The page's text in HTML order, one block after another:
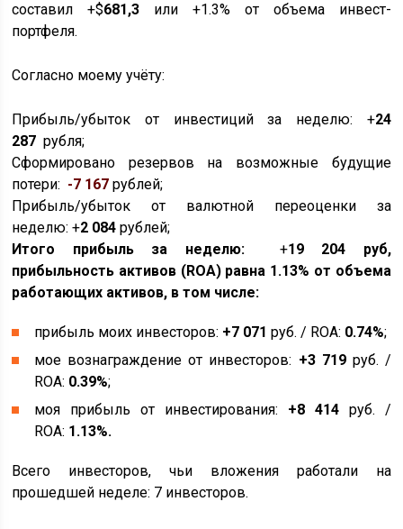
составил +$681,3 или +1.3% от объема инвест-
портфеля.
Согласно моему учёту:
Прибыль/убыток от инвестиций за неделю: +24
287 рубля;
Сформировано резервов на возможные будущие
потери: -7 167 рублей;
Прибыль/убыток от валютной переоценки за
неделю: +2 084 рублей;
Итого прибыль за неделю:
+19 204
руб,
прибыльность активов (ROA) равна 1.13% от объема
работающих активов, в том числе:
прибыль моих инвесторов: +7 071 руб. / ROA: 0.74%;
мое вознаграждение от инвесторов: +3 719 руб. /
ROA: 0.39%;
моя прибыль от инвестирования: +8 414 руб. /
ROA: 1.13%.
Всего инвесторов, чьи вложения работали на
прошедшей неделе: 7 инвесторов.